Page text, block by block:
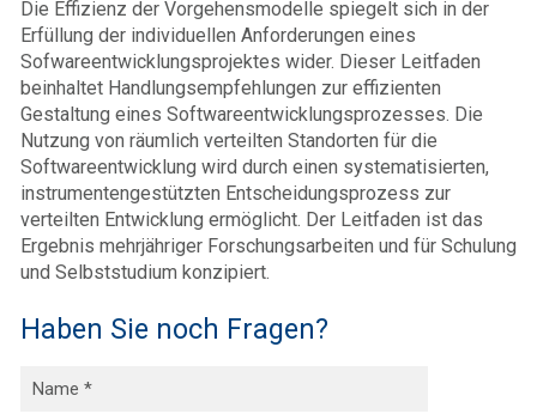
Die Effizienz der Vorgehensmodelle spiegelt sich in der
Erfüllung der individuellen Anforderungen eines
Sofwareentwicklungsprojektes wider. Dieser Leitfaden
beinhaltet Handlungsempfehlungen zur effizienten
Gestaltung eines Softwareentwicklungsprozesses. Die
Nutzung von räumlich verteilten Standorten für die
Softwareentwicklung wird durch einen systematisierten,
instrumentengestützten Entscheidungsprozess zur
verteilten Entwicklung ermöglicht. Der Leitfaden ist das
Ergebnis mehrjähriger Forschungsarbeiten und für Schulung
und Selbststudium konzipiert.
Haben Sie noch Fragen?